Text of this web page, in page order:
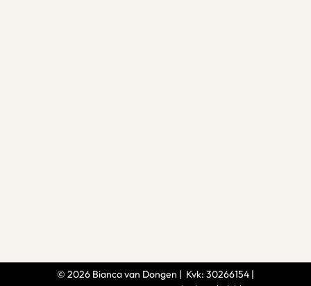
© 2026 Bianca van Dongen | Kvk: 30266154 |